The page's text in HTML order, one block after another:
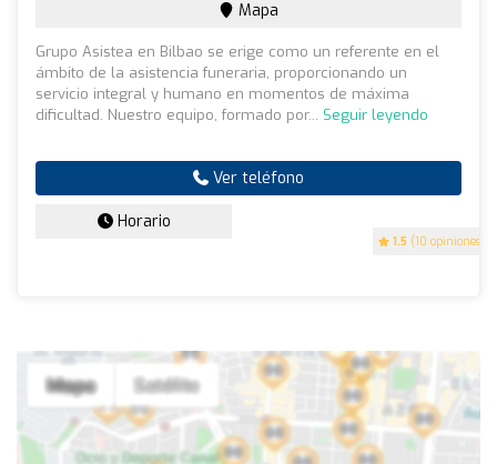
1.5 (10 opiniones)
Mapa
Grupo Asistea en Bilbao se erige como un referente en el
ámbito de la asistencia funeraria, proporcionando un
servicio integral y humano en momentos de máxima
dificultad. Nuestro equipo, formado por... Seguir leyendo
Ver teléfono
Horario